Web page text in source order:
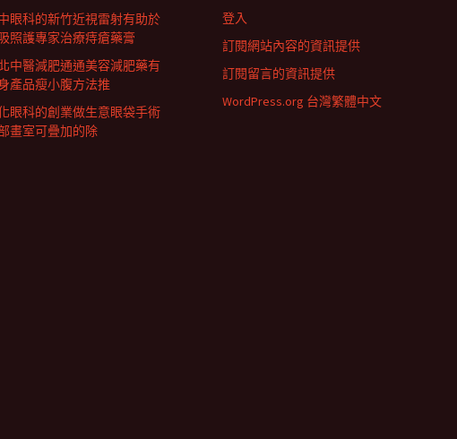
眼科的新竹近視雷射有助於
照護專家治療痔瘡藥膏
中醫減肥通通美容減肥藥有
產品瘦小腹方法推
眼科的創業做生意眼袋手術
畫室可疊加的除
登入
訂閱網站內容的資訊提供
訂閱留言的資訊提供
WordPress.org 台灣繁體中文